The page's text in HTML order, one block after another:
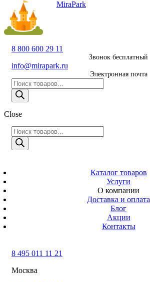
8 495 011 11 21
Москва
с 9:00 до 21:00
Москва, ул.
Новослободская
д. 57/65, помещ.
Каталог товаров
MiraPark
8 800 600 29 11
Звонок бесплатный
info@mirapark.ru
Электронная почта
Поиск
товаров
Close
Поиск
товаров
Каталог товаров
Услуги
О компании
Доставка и оплата
Блог
Акции
Контакты
8 495 011 11 21
Москва